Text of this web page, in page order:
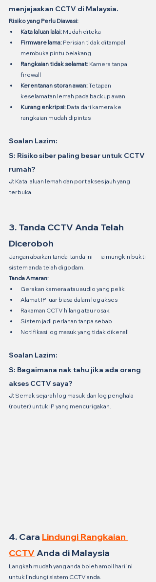
menjejaskan CCTV di Malaysia.
Risiko yang Perlu Diawasi:
Kata laluan lalai: Mudah diteka
Firmware lama: Perisian tidak ditampal
membuka pintu belakang
Rangkaian tidak selamat: Kamera tanpa
firewall
Kerentanan storan awan: Tetapan
keselamatan lemah pada backup awan
Kurang enkripsi: Data dari kamera ke
rangkaian mudah dipintas
Soalan Lazim:
S: Risiko siber paling besar untuk CCTV
rumah?
J: Kata laluan lemah dan port akses jauh yang
terbuka.
3. Tanda CCTV Anda Telah
Diceroboh
Jangan abaikan tanda-tanda ini — ia mungkin bukti
sistem anda telah digodam.
Tanda Amaran:
Gerakan kamera atau audio yang pelik
Alamat IP luar biasa dalam log akses
Rakaman CCTV hilang atau rosak
Sistem jadi perlahan tanpa sebab
Notifikasi log masuk yang tidak dikenali
Soalan Lazim:
S: Bagaimana nak tahu jika ada orang
akses CCTV saya?
J: Semak sejarah log masuk dan log penghala
(router) untuk IP yang mencurigakan.
4. Cara Lindungi Rangkaian
CCTV Anda di Malaysia
Langkah mudah yang anda boleh ambil hari ini
untuk lindungi sistem CCTV anda.